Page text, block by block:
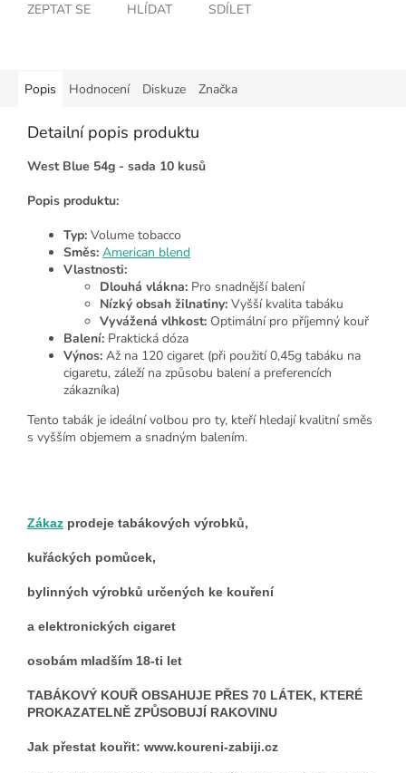
ZEPTAT SE HLÍDAT SDÍLET
Popis Hodnocení Diskuze Značka
Detailní popis produktu
West Blue 54g - sada 10 kusů
Popis produktu:
Typ: Volume tobacco
Směs: American blend
Vlastnosti:
Dlouhá vlákna: Pro snadnější balení
Nízký obsah žilnatiny: Vyšší kvalita tabáku
Vyvážená vlhkost: Optimální pro příjemný kouř
Balení: Praktická dóza
Výnos: Až na 120 cigaret (při použití 0,45g tabáku na
cigaretu, záleží na způsobu balení a preferencích
zákazníka)
Tento tabák je ideální volbou pro ty, kteří hledají kvalitní směs
s vyšším objemem a snadným balením.
Zákaz prodeje tabákových výrobků,
kuřáckých pomůcek,
bylinných výrobků určených ke kouření
a elektronických cigaret
osobám mladším 18-ti let
TABÁKOVÝ KOUŘ OBSAHUJE PŘES 70 LÁTEK, KTERÉ
PROKAZATELNĚ ZPŮSOBUJÍ RAKOVINU
Jak přestat kouřit: www.koureni-zabiji.cz